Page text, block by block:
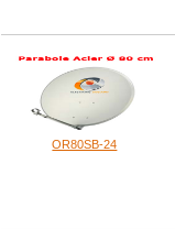
OR80SB-24